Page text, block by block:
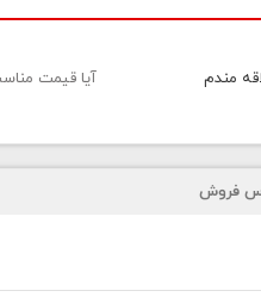
مندم آیا قیمت
فروش